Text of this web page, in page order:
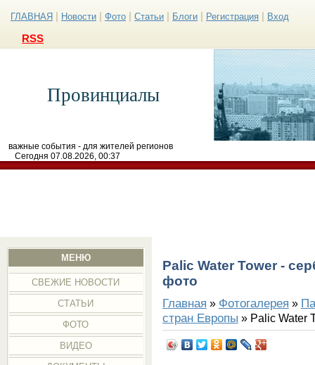
ГЛАВНАЯ Новости Фото Статьи Блоги Регистрация Вход
RSS
Провинциалы
важные события - для жителей регионов
Сегодня 07.08.2026, 00:37
МЕНЮ
СВЕЖИЕ НОВОСТИ
СТАТЬИ
ФОТО
ВИДЕО
Paliс Water Tower -
фото
Главная » Фотогалерея »
стран Европы » Paliс Water